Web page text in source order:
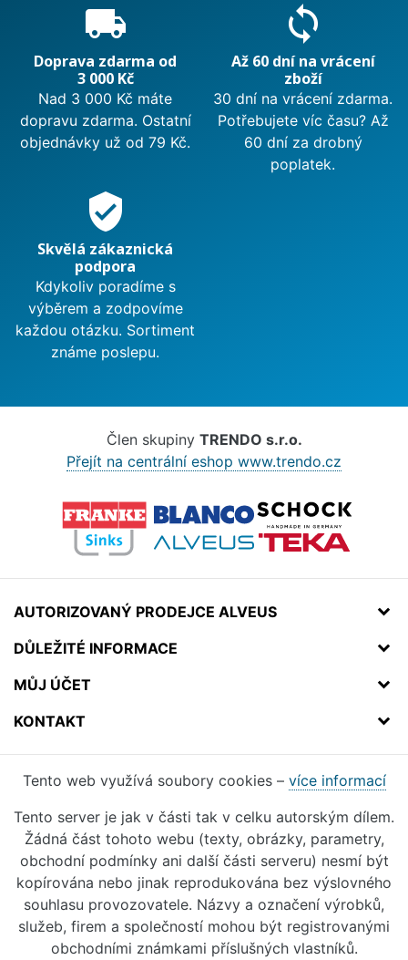
local_shipping
Doprava zdarma od
3 000 Kč
Nad 3 000 Kč máte
dopravu zdarma. Ostatní
objednávky už od 79 Kč.
sync
Až 60 dní na vrácení
zboží
30 dní na vrácení zdarma.
Potřebujete víc času? Až
60 dní za drobný
poplatek.
verified_user
Skvělá zákaznická
podpora
Kdykoliv poradíme s
výběrem a zodpovíme
každou otázku. Sortiment
známe poslepu.
Člen skupiny TRENDO s.r.o.
Přejít na centrální eshop www.trendo.cz
AUTORIZOVANÝ PRODEJCE ALVEUS
DŮLEŽITÉ INFORMACE
MŮJ ÚČET
KONTAKT
Tento web využívá soubory cookies – více informací
Tento server je jak v části tak v celku autorským dílem.
Žádná část tohoto webu (texty, obrázky, parametry,
obchodní podmínky ani další části serveru) nesmí být
kopírována nebo jinak reprodukována bez výslovného
souhlasu provozovatele. Názvy a označení výrobků,
služeb, firem a společností mohou být registrovanými
obchodními známkami příslušných vlastníků.